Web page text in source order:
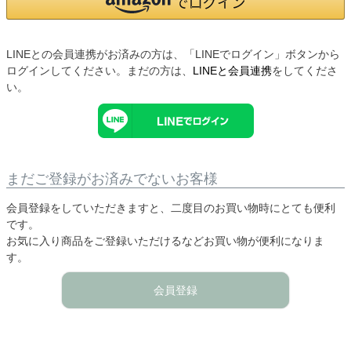
LINEとの会員連携がお済みの方は、「LINEでログイン」ボタンから
ログインしてください。まだの方は、 LINEと会員連携をしてくださ
い。
まだご登録がお済みでないお客様
会員登録をしていただきますと、二度目のお買い物時にとても便利
です。
お気に入り商品をご登録いただけるなどお買い物が便利になりま
す。
会員登録